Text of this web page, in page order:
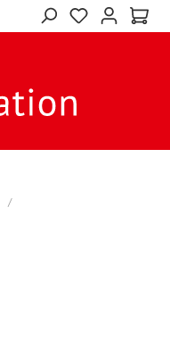
/